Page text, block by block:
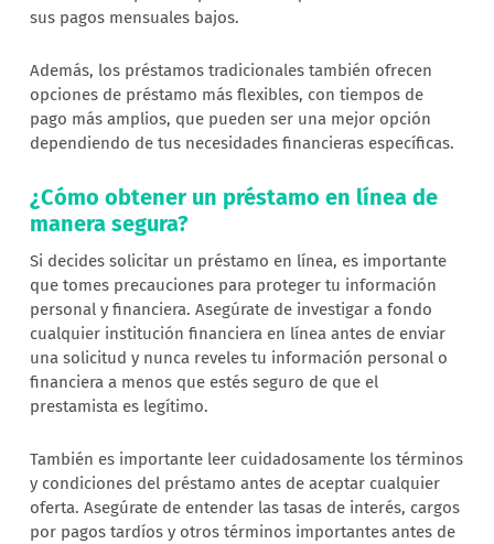
sus pagos mensuales bajos.
Además, los préstamos tradicionales también ofrecen
opciones de préstamo más flexibles, con tiempos de
pago más amplios, que pueden ser una mejor opción
dependiendo de tus necesidades financieras específicas.
¿Cómo obtener un préstamo en línea de
manera segura?
Si decides solicitar un préstamo en línea, es importante
que tomes precauciones para proteger tu información
personal y financiera. Asegúrate de investigar a fondo
cualquier institución financiera en línea antes de enviar
una solicitud y nunca reveles tu información personal o
financiera a menos que estés seguro de que el
prestamista es legítimo.
También es importante leer cuidadosamente los términos
y condiciones del préstamo antes de aceptar cualquier
oferta. Asegúrate de entender las tasas de interés, cargos
por pagos tardíos y otros términos importantes antes de